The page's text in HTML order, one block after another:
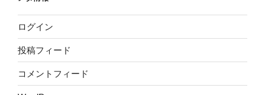
ログイン
投稿フィード
コメントフィード